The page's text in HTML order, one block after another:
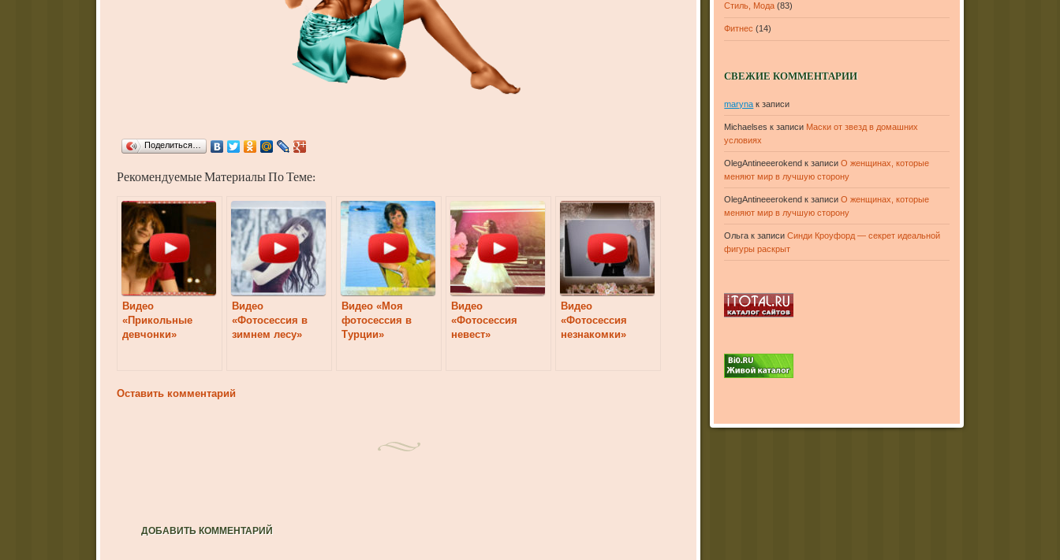
Поделиться…
Рекомендуемые Материалы По Теме:
Видео
«Прикольные
девчонки»
Видео
«Фотосессия в
зимнем лесу»
Видео «Моя
фотосессия в
Турции»
Видео
«Фотосессия
невест»
Видео
«Фотосессия
незнакомки»
Оставить комментарий
ДОБАВИТЬ КОММЕНТАРИЙ
Стиль, Мода (83)
Фитнес (14)
СВЕЖИЕ КОММЕНТАРИИ
maryna к записи
Michaelses к записи Маски от звезд в домашних
условиях
OlegAntineeerokend к записиО женщинах, которые
меняют мир в лучшую сторону
OlegAntineeerokend к записиО женщинах, которые
меняют мир в лучшую сторону
Ольга к записиСинди Кроуфорд — секрет идеальной
фигуры раскрыт